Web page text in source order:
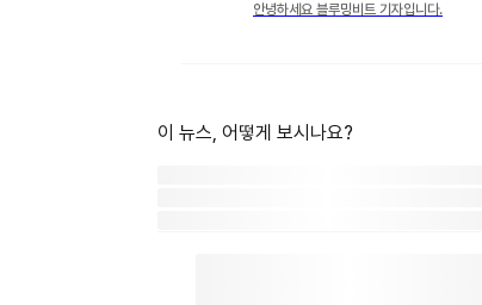
안녕하세요 블루밍비트 기자입니다.
이 뉴스, 어떻게 보시나요?